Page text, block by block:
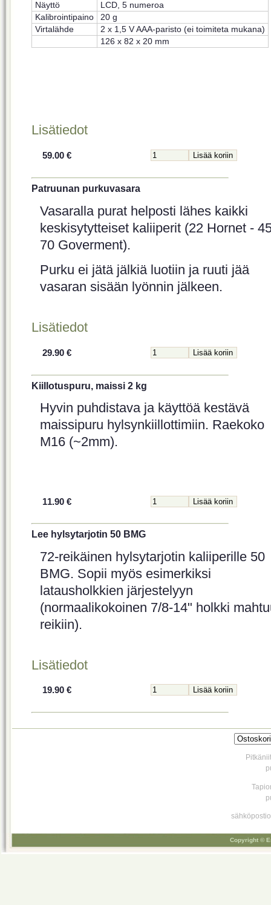
Näyttö
LCD, 5 numeroa
Kalibrointipaino
20 g
Virtalähde
2 x 1,5 V AAA-paristo (ei toimiteta mukana)
126 x 82 x 20 mm
Lisätiedot
59.00 €
Patruunan purkuvasara
Vasaralla purat helposti lähes kaikki
keskisytytteiset kaliiperit (22 Hornet -
70 Goverment).
Purku ei jätä jälkiä luotiin ja ruuti jää
vasaran sisään lyönnin jälkeen.
Lisätiedot
29.90 €
Kiillotuspuru, maissi 2 kg
Hyvin puhdistava ja käyttöä kestävä
maissipuru hylsynkiillottimiin. Raekoko
M16 (~2mm).
11.90 €
Lee hylsytarjotin 50 BMG
72-reikäinen hylsytarjotin kaliiperille 50
BMG. Sopii myös esimerkiksi
latausholkkien järjestelyyn
(normaalikokoinen 7/8-14" holkki
reikiin).
Lisätiedot
19.90 €
Copyright ©